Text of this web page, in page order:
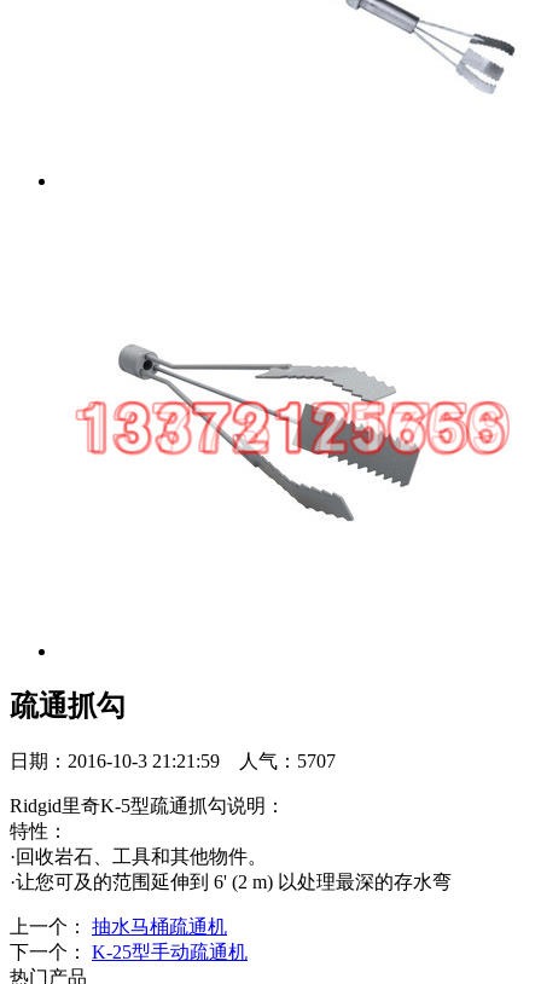
疏通抓勾
日期：2016-10-3 21:21:59 人气：5707
Ridgid里奇K-5型疏通抓勾说明：
特性：
·回收岩石、工具和其他物件。
·让您可及的范围延伸到 6' (2 m) 以处理最深的存水弯
上一个： 抽水马桶疏通机
下一个： K-25型手动疏通机
热门产品